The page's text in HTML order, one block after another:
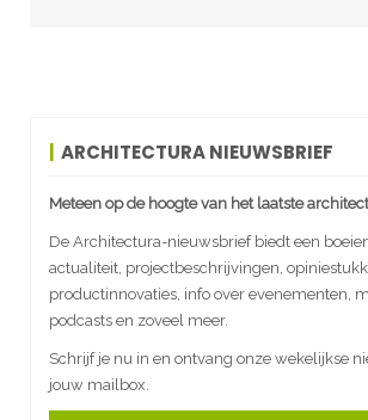
ARCHITECTURA NIEUWSBRIEF
Meteen op de hoogte van het laatste
De Architectura-nieuwsbrief biedt een
actualiteit, projectbeschrijvingen,
productinnovaties, info over evenementen,
podcasts en zoveel meer.
Schrijf je nu in en ontvang onze wekelijkse
jouw mailbox.